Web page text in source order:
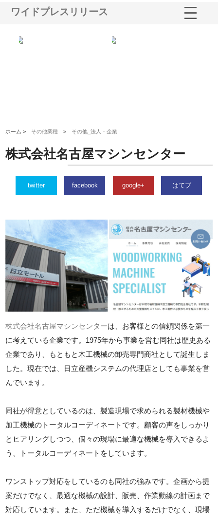
ワイドプレスリリース
ホーム > その他業種 > その他_法人・企業
株式会社名古屋マシンセンター
twitter facebook google+ はてブ
株式会社名古屋マシンセンターは、お客様との信頼関係を第一
に考えている企業です。1975年から事業を営む同社は歴史ある
企業であり、もともと木工機械の卸売専門商社として誕生しま
した。現在では、日立産機システムの代理店としても事業を営
んでいます。
同社が得意としているのは、製造現場で求められる製材機械や
加工機械のトータルコーディネートです。顧客の声をしっかり
とヒアリングしつつ、個々の現場に最適な機械を導入できるよ
う、トータルコーディネートをしています。
ワンストップ対応をしているのも同社の強みです。企画から提
案だけでなく、最適な機械の設計、販売、作業動線の計画まで
対応しています。また、ただ機械を導入するだけでなく、現場